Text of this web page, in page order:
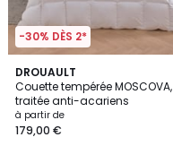
-30% DÈS 2*
DROUAULT
Couette tempérée MOSCOVA,
traitée anti-acariens
à partir de
179,00 €
4
/
5